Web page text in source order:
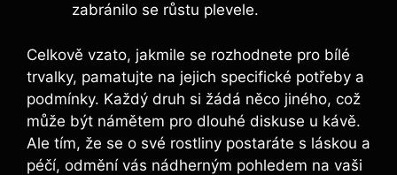
zabránilo ‍se ⁣růstu plevele.
Celkově vzato, jakmile ⁤se rozhodnete pro bílé
trvalky,⁤ pamatujte na jejich specifické potřeby‍ a
podmínky. Každý druh si ⁣žádá něco jiného, což
může být námětem pro dlouhé diskuse u kávě.
Ale tím, ⁢že‍ se o⁤ své rostliny postaráte s láskou a
péčí, odmění vás nádherným pohledem na vaši